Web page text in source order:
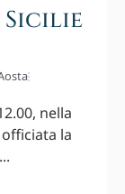
Sicilie
nella
la